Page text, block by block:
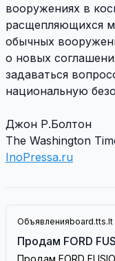
вооружениях в
расщепляющихся
обычных
о новых
задаваться
национальную
Джон Р.Болтон
The Washington
InoPressa.ru
Объявленияboard.tts.lt
Продам FORD
Продам FORD